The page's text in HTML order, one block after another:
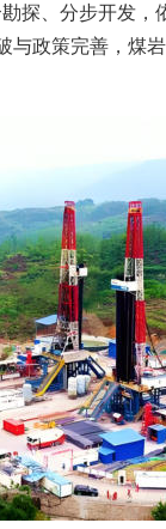
、分步开发，
与政策完善，煤